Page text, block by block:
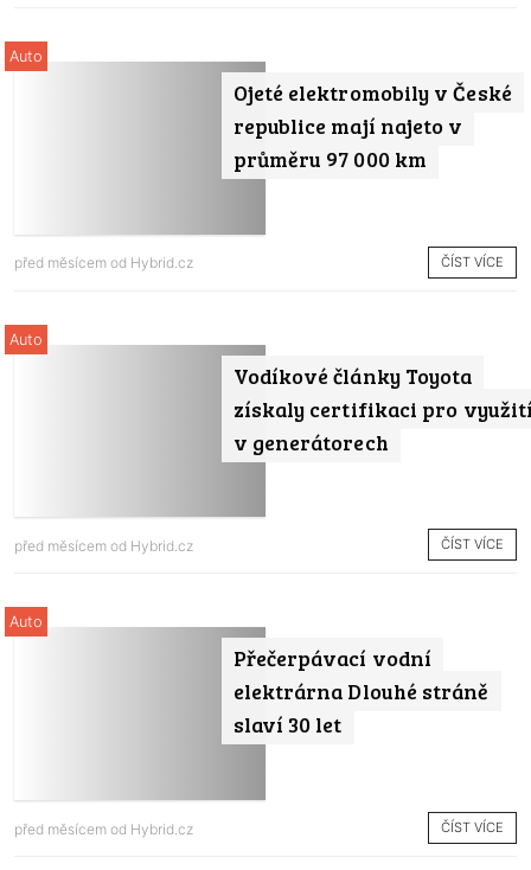
Ojeté elektromobily v České
republice mají najeto v
průměru 97 000 km
Auto
před měsícem od Hybrid.cz ČÍST VÍCE
Vodíkové články Toyota
získaly certifikaci pro
v generátorech
Auto
před měsícem od Hybrid.cz ČÍST VÍCE
Přečerpávací vodní
elektrárna Dlouhé stráně
slaví 30 let
Auto
před měsícem od Hybrid.cz ČÍST VÍCE